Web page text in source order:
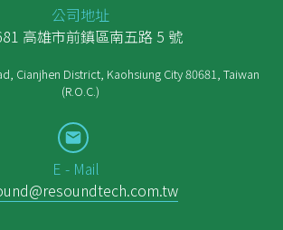
公司地址
高雄市前鎮區南五路 5 號
Cianjhen District, Kaohsiung City 80681, Taiwan
(R.O.C.)
E - Mail